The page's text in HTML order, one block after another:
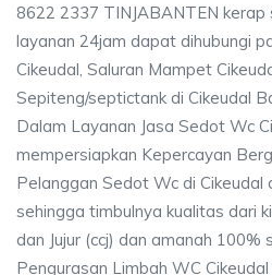
8622 2337 TINJABANTEN kerap
layanan 24jam dapat dihubungi
Cikeudal, Saluran Mampet
Sepiteng/septictank di Cikeudal
Dalam Layanan Jasa Sedot Wc
mempersiapkan Kepercayan
Pelanggan Sedot Wc di Cikeudal
sehingga timbulnya kualitas dari
dan Jujur (ccj) dan amanah
Pengurasan Limbah WC